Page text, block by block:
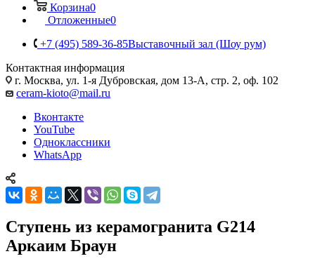
Корзина0
Отложенные0
+7 (495) 589-36-85Выставочный зал (Шоу рум)
Контактная информация
г. Москва, ул. 1-я Дубровская, дом 13-А, стр. 2, оф. 102
ceram-kioto@mail.ru
Вконтакте
YouTube
Одноклассники
WhatsApp
Ступень из керамогранита G214
Аркаим Браун